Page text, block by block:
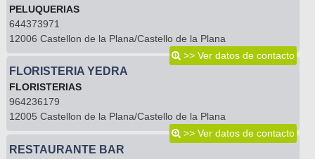
PELUQUERIAS
644373971
12006 Castellon de la Plana/Castello de la Plana
>> Ver datos de contacto
FLORISTERIA YEDRA
FLORISTERIAS
964236179
12005 Castellon de la Plana/Castello de la Plana
>> Ver datos de contacto
RESTAURANTE BAR